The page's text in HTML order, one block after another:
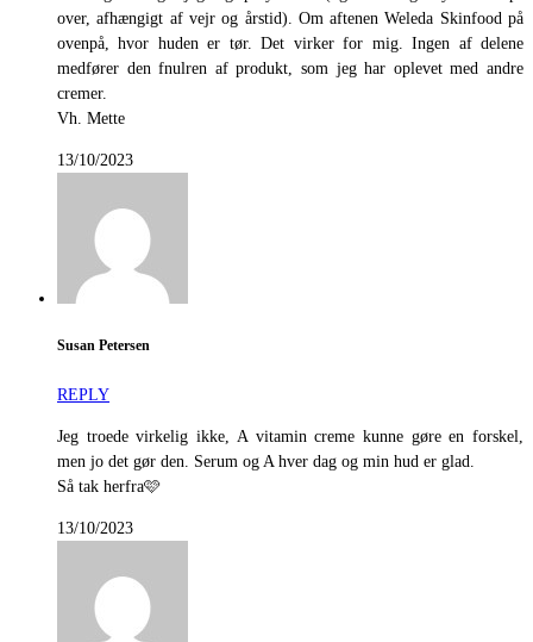
over, afhængigt af vejr og årstid). Om aftenen Weleda Skinfood på
ovenpå, hvor huden er tør. Det virker for mig. Ingen af delene
medfører den fnulren af produkt, som jeg har oplevet med andre
cremer.
Vh. Mette
13/10/2023
Susan Petersen
REPLY
Jeg troede virkelig ikke, A vitamin creme kunne gøre en forskel,
men jo det gør den. Serum og A hver dag og min hud er glad.
Så tak herfra🩷
13/10/2023